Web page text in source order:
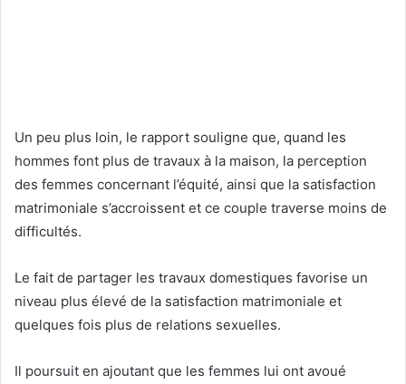
Un peu plus loin, le rapport souligne que, quand les
hommes font plus de travaux à la maison, la perception
des femmes concernant l’équité, ainsi que la satisfaction
matrimoniale s’accroissent et ce couple traverse moins de
difficultés.
Le fait de partager les travaux domestiques favorise un
niveau plus élevé de la satisfaction matrimoniale et
quelques fois plus de relations sexuelles.
Il poursuit en ajoutant que les femmes lui ont avoué